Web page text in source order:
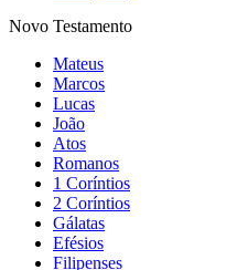
Novo Testamento
Mateus
Marcos
Lucas
João
Atos
Romanos
1 Coríntios
2 Coríntios
Gálatas
Efésios
Filipenses